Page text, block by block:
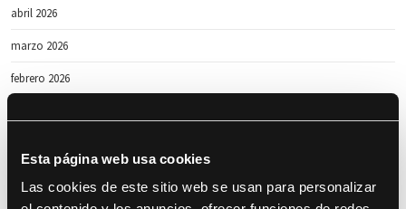
Esta página web usa cookies
Las cookies de este sitio web se usan para personalizar
abril 2026
marzo 2026
febrero 2026